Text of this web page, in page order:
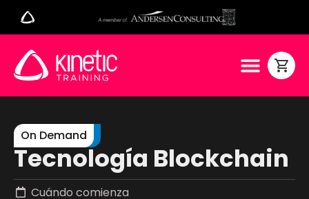
On Demand
Tecnología Blockchain
Cuándo comienza